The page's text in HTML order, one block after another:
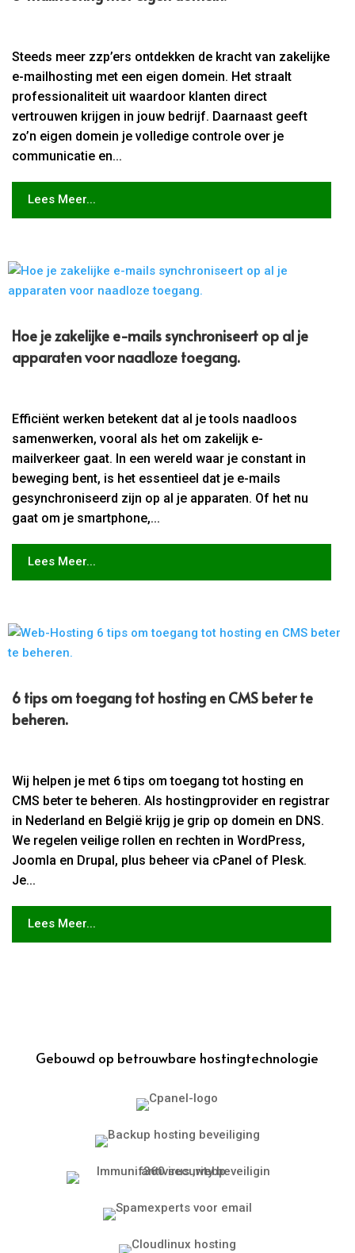
Steeds meer zzp’ers ontdekken de kracht van zakelijke
e-mailhosting met een eigen domein. Het straalt
professionaliteit uit waardoor klanten direct
vertrouwen krijgen in jouw bedrijf. Daarnaast geeft
zo’n eigen domein je volledige controle over je
communicatie en...
Lees Meer...
Hoe je zakelijke e-mails synchroniseert op al je
apparaten voor naadloze toegang.​
Efficiënt werken betekent dat al je tools naadloos
samenwerken, vooral als het om zakelijk e-
mailverkeer gaat. In een wereld waar je constant in
beweging bent, is het essentieel dat je e-mails
gesynchroniseerd zijn op al je apparaten. Of het nu
gaat om je smartphone,...
Lees Meer...
6 tips om toegang tot hosting en CMS beter te
beheren.
Wij helpen je met 6 tips om toegang tot hosting en
CMS beter te beheren. Als hostingprovider en registrar
in Nederland en België krijg je grip op domein en DNS.
We regelen veilige rollen en rechten in WordPress,
Joomla en Drupal, plus beheer via cPanel of Plesk.
Je...
Lees Meer...
Gebouwd op betrouwbare hostingtechnologie